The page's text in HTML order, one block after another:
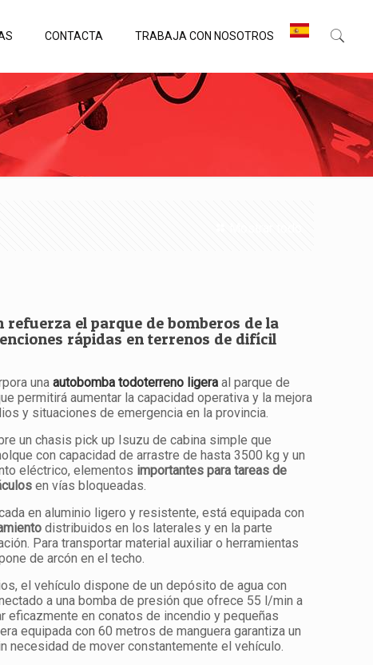
CONTACTA TRABAJA CON NOSOTROS
refuerza el parque de bomberos de la
rápidas en terrenos de difícil
una autobomba todoterreno ligera al parque de
permitirá aumentar la capacidad operativa y la mejora
y situaciones de emergencia en la provincia.
un chasis pick up Isuzu de cabina simple que
con capacidad de arrastre de hasta 3500 kg y un
eléctrico, elementos importantes para tareas de
en vías bloqueadas.
en aluminio ligero y resistente, está equipada con
distribuidos en los laterales y en la parte
Para transportar material auxiliar o herramientas
de arcón en el techo.
el vehículo dispone de un depósito de agua con
a una bomba de presión que ofrece 55 l/min a
eficazmente en conatos de incendio y pequeñas
equipada con 60 metros de manguera garantiza un
necesidad de mover constantemente el vehículo.